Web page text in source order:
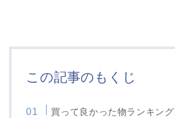
この記事のもくじ
買って良かった物ランキン